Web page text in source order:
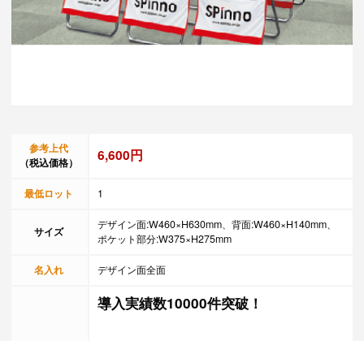
参考上代
（税込価格）
6,600円
最低ロット 1
サイズ
デザイン面:W460×H630mm、背面:W460×H140mm、
ポケット部分:W375×H275mm
名入れ デザイン面全面
導入実績数10000件突破！